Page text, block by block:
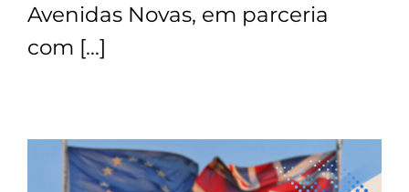
Contactos
Avenidas Novas, em parceria
com […]